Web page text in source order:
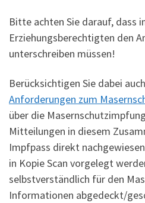
Bitte achten Sie darauf, dass
Erziehungsberechtigten den
unterschreiben müssen!
Berücksichtigen Sie dabei
Anforderungen zum
über die
Mitteilungen in diesem
Impfpass direkt
in Kopie Scan vorgelegt
selbstverständlich für den
Informationen abgedeckt/